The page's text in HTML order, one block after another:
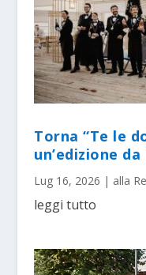
Torna “Te le
un’edizione
Lug 16, 2026 | alla
leggi tutto